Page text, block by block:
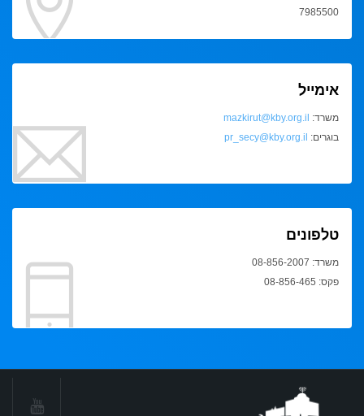
7985500
אימייל
משרד: mazkirut@kby.org.il
בוגרים: pr_secy@kby.org.il
טלפונים
משרד: 08-856-2007
פקס: 08-856-465